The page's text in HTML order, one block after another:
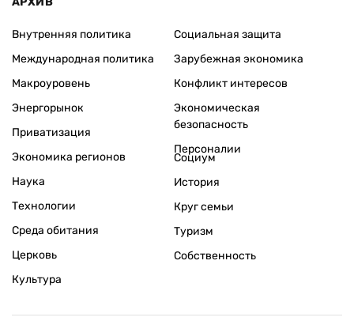
Внутренняя политика
Международная политика
Макроуровень
Энергорынок
Приватизация
Экономика регионов
Социальная защита
Зарубежная экономика
Конфликт интересов
Экономическая
безопасность
Персоналии
Наука
Технологии
Среда обитания
Церковь
Культура
Социум
История
Круг семьи
Туризм
Собственность